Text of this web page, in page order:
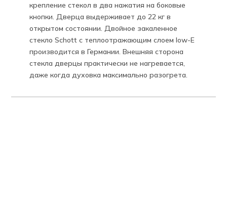
крепление стекол в два нажатия на боковые
кнопки. Дверца выдерживает до 22 кг в
открытом состоянии. Двойное закаленное
стекло Schott с теплоотражающим слоем low-E
производится в Германии. Внешняя сторона
стекла дверцы практически не нагревается,
даже когда духовка максимально разогрета.